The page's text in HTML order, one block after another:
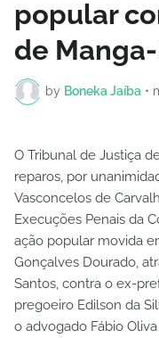
popular
de
by Boneka Jaíba •
O Tribunal de Justiça
reparos, por
Vasconcelos de
Execuções Penais da
ação popular movida
Gonçalves Dourado,
Santos, contra o ex-
pregoeiro Edilson da
o advogado Fábio